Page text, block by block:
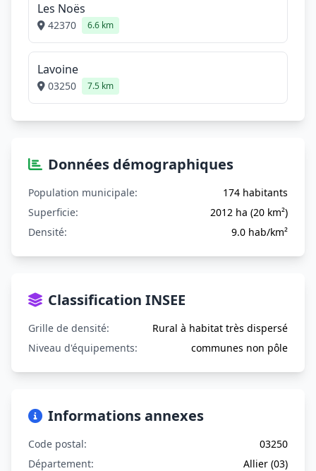
Les Noës
42370 6.6 km
Lavoine
03250 7.5 km
Données démographiques
Population municipale:
174 habitants
Superficie:
2012 ha (20 km²)
Densité:
9.0 hab/km²
Classification INSEE
Grille de densité:
Rural à habitat très dispersé
Niveau d'équipements:
communes non pôle
Informations annexes
Code postal:
03250
Département:
Allier (03)